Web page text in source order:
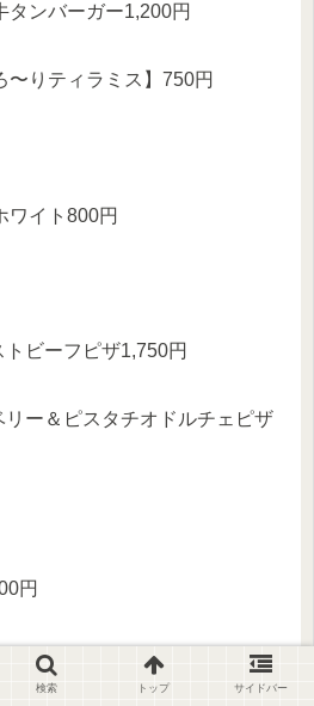
ンバーガー1,200円
りティラミス】750円
イト800円
ビーフピザ1,750円
ー＆ピスタチオドルチェピザ
円
検索 トップ サイドバー